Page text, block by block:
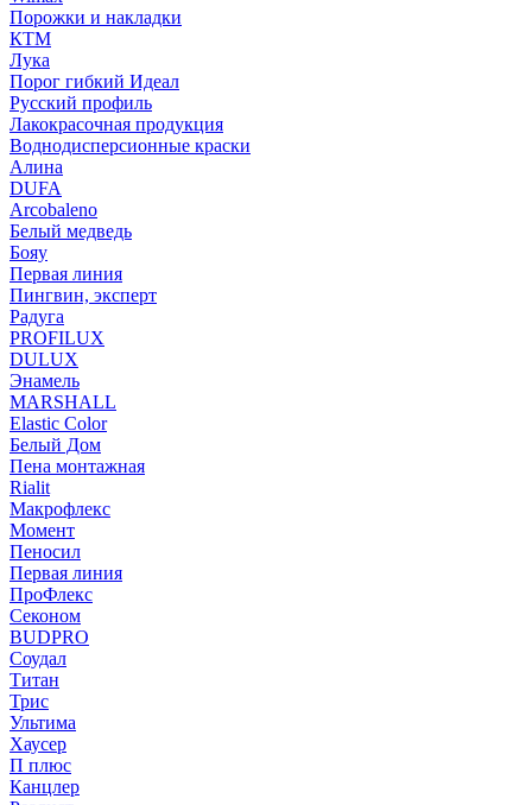
Порожки и накладки
КТМ
Лука
Порог гибкий Идеал
Русский профиль
Лакокрасочная продукция
Воднодисперсионные краски
Алина
DUFA
Arcobaleno
Белый медведь
Бояу
Первая линия
Пингвин, эксперт
Радуга
PROFILUX
DULUX
Энамель
MARSHALL
Elastic Color
Белый Дом
Пена монтажная
Rialit
Макрофлекс
Момент
Пеносил
Первая линия
ПроФлекс
Секоном
BUDPRO
Соудал
Титан
Трис
Ультима
Хаусер
П плюс
Канцлер